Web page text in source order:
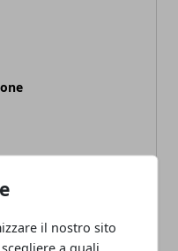
il nostro sito
a quali